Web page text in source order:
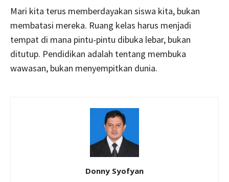
Mari kita terus memberdayakan siswa kita, bukan
membatasi mereka. Ruang kelas harus menjadi
tempat di mana pintu-pintu dibuka lebar, bukan
ditutup. Pendidikan adalah tentang membuka
wawasan, bukan menyempitkan dunia.
Donny Syofyan